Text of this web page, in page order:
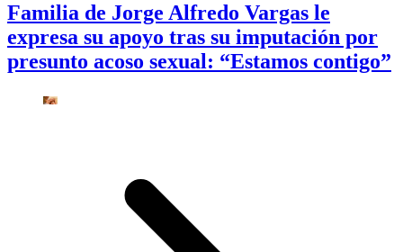
Familia de Jorge Alfredo Vargas le
expresa su apoyo tras su imputación por
presunto acoso sexual: “Estamos contigo”